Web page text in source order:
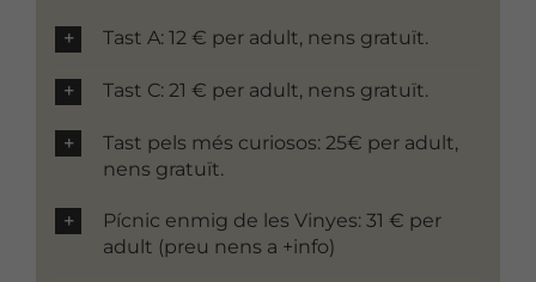
Tast A: 12 € per adult, nens gratuït.
Tast C: 21 € per adult, nens gratuït.
Tast pels més curiosos: 25€ per adult,
nens gratuït.
Pícnic enmig de les Vinyes: 31 € per
adult (preu nens a +info)